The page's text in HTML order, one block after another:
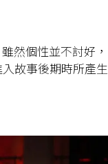
然個性並不討好，
故事後期時所產生